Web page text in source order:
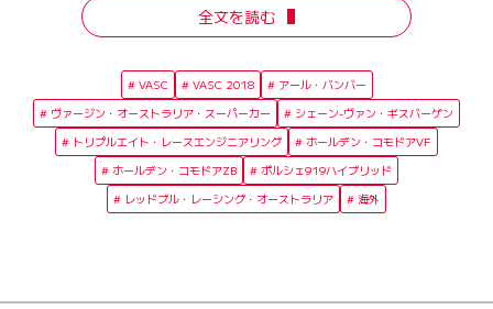
全文を読む
VASC VASC 2018
アール・バンバー
ヴァージン・オーストラリア・スーパーカー
シェーン-ヴァン・ギスバーゲン
トリプルエイト・レースエンジニアリング
ホールデン・コモドアVF
ホールデン・コモドアZB
ポルシェ919ハイブリッド
レッドブル・レーシング・オーストラリア
海外